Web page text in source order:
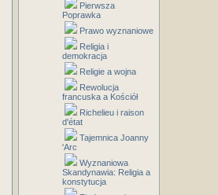
Pierwsza
Poprawka
Prawo wyznaniowe
Religia i
demokracja
Religie a wojna
Rewolucja
francuska a Kościół
Richelieu i raison
d'état
Tajemnica Joanny
'Arc
Wyznaniowa
Skandynawia: Religia a
konstytucja